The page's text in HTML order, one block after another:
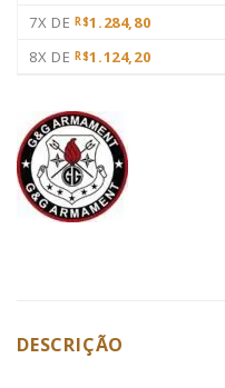
7X DE R$1.284,80
8X DE R$1.124,20
DESCRIÇÃO